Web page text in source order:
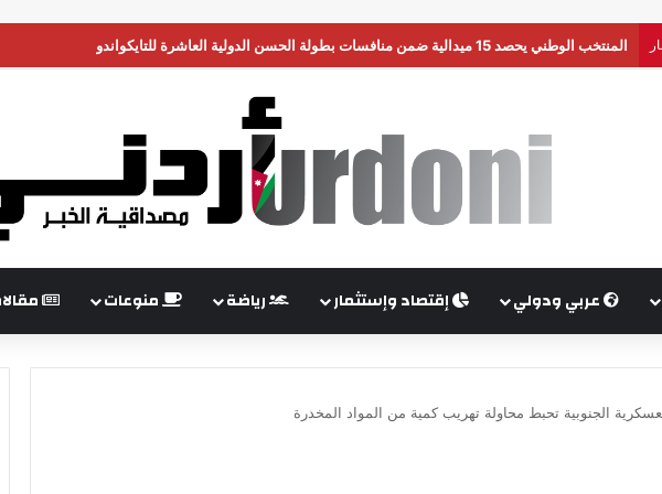
إعلام إسرائيلي: واشنطن تضغط على إسرائيل لبدء هدنة في غزة
عربي ودولي إقتصاد وإستثمار رياضة منوعات
الجنوبية تحبط محاولة تهريب كمية من المواد المخدرة